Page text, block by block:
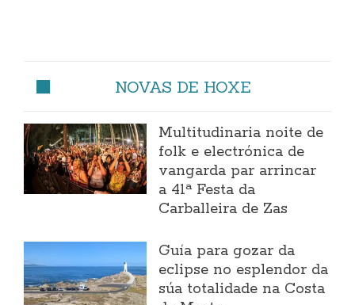
NOVAS DE HOXE
Multitudinaria noite de
folk e electrónica de
vangarda par arrincar
a 41ª Festa da
Carballeira de Zas
Guía para gozar da
eclipse no esplendor da
súa totalidade na Costa